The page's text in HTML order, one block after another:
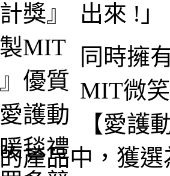
出來 !」
同時擁
MIT微
【愛護
產品中，獲